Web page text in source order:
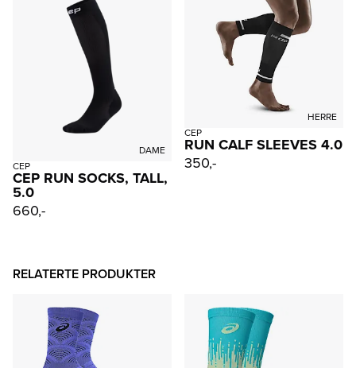
DAME
CEP
CEP RUN SOCKS, TALL,
5.0
660,-
HERRE
CEP
RUN CALF SLEEVES 4.0
350,-
RELATERTE PRODUKTER